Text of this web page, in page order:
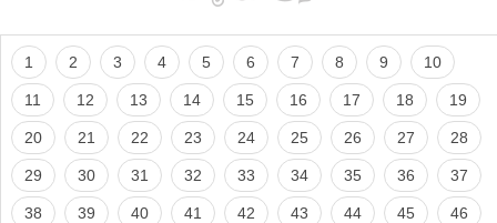
1 2 3 4 5 6 7 8 9 10
11 12 13 14 15 16 17 18 19
20 21 22 23 24 25 26 27 28
29 30 31 32 33 34 35 36 37
38 39 40 41 42 43 44 45 46